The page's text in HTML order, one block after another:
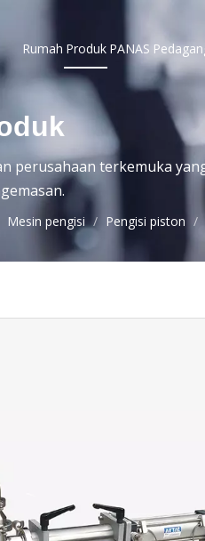
Rumah Produk PANAS
perusahaan terkemuka
Mesin pengisi / Pengisi piston /